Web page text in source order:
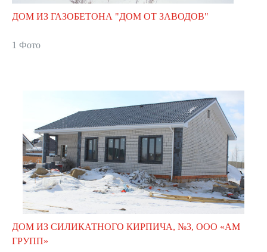
ДОМ ИЗ ГАЗОБЕТОНА "ДОМ ОТ ЗАВОДОВ"
1 Фото
ДОМ ИЗ СИЛИКАТНОГО КИРПИЧА, №3, ООО «АМ
ГРУПП»